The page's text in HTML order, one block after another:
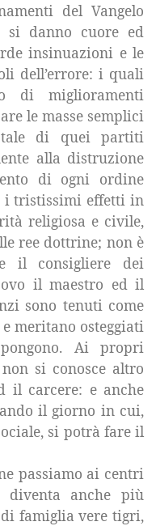
del Vangelo
si danno cuore ed
insinuazioni e le
dell’errore: i quali
di miglioramenti
le masse semplici
di quei partiti
alla distruzione
di ogni ordine
i tristissimi effetti in
religiosa e civile,
ree dottrine; non è
il consigliere dei
il maestro ed il
sono tenuti come
meritano osteggiati
Ai propri
si conosce altro
il carcere: e anche
il giorno in cui,
si potrà fare il
passiamo ai centri
diventa anche più
famiglia vere tigri,